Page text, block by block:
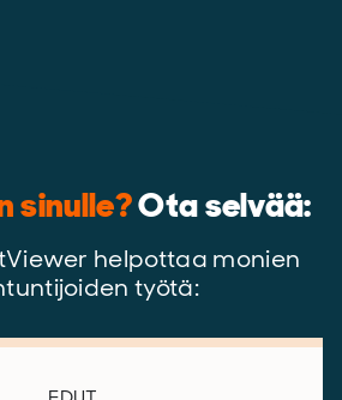
sinulle?Ota selvää:
helpottaa monien
työtä: